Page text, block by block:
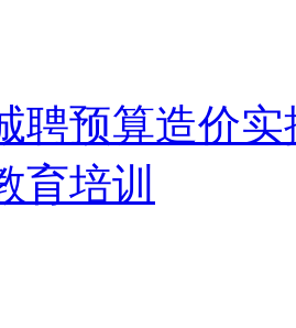
聘预算造价
育培训